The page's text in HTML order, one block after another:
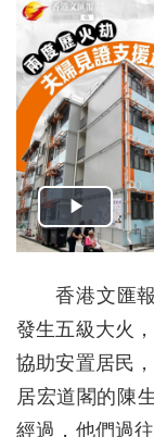
香港文匯
發生五級大火
協助安置居民
居宏道閣的陳
經過，他們過